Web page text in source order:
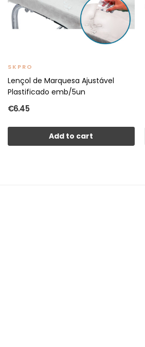
SKPRO
Lençol de Marquesa Ajustável
Plastificado emb/5un
€6.45
Add to cart